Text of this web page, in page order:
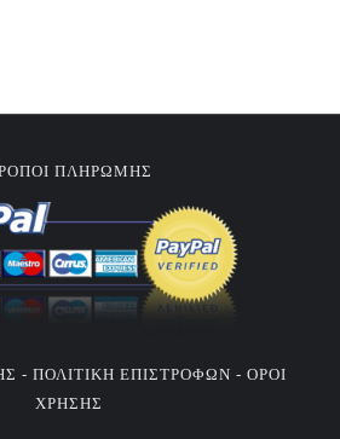
ΠΛΗΡΩΜΗΣ
- ΠΟΛΙΤΙΚΗ ΕΠΙΣΤΡΟΦΩΝ - ΟΡΟΙ
ΧΡΗΣΗΣ